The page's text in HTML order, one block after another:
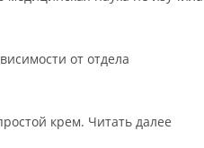
от отдела
крем. Читать далее